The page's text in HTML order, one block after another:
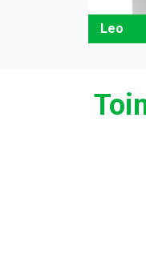
Leo